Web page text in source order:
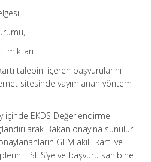
miktarı.
talebini içeren başvurularını
sitesinde yayımlanan yöntem
içinde EKDS Değerlendirme
Bakan onayına sunulur.
GEM akıllı kartı ve
ESHS’ye ve başvuru sahibine